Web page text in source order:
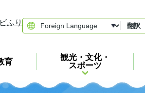
ふり 翻訳
育
観光・文化・
スポーツ